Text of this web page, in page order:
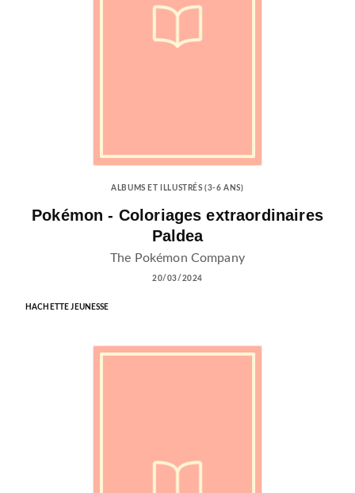
ALBUMS ET ILLUSTRÉS (3-6 ANS)
Pokémon - Coloriages extraordinaires
Paldea
The Pokémon Company
20/03/2024
HACHETTE JEUNESSE